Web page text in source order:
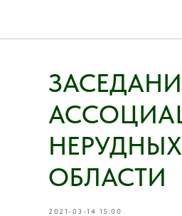
ОБЛАСТИ
2021-03-14 15:00